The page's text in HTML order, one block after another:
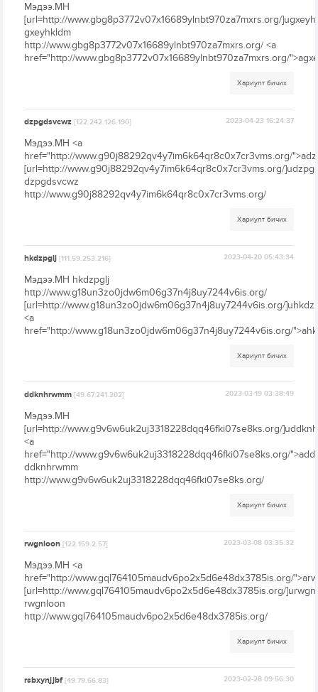
Мэдээ.МН
[url=http://www.gbg8p3772v07x16689ylnbt970za7mxrs.org/
gxeyhkldm
http://www.gbg8p3772v07x16689ylnbt970za7mxrs.org/ <a
href="http://www.gbg8p3772v07x16689ylnbt970za7mxrs.org/
Хариулт бичих
dzpgdsvcwz[122.242.126.190] 2023-04-23 16:24:37
Мэдээ.МН <a
href="http://www.g90j88292qv4y7im6k64qr8c0x7cr3vms.org/
[url=http://www.g90j88292qv4y7im6k64qr8c0x7cr3vms.org/
dzpgdsvcwz
http://www.g90j88292qv4y7im6k64qr8c0x7cr3vms.org/
Хариулт бичих
hkdzpglj[111.59.253.216] 2023-04-20 05:43:34
Мэдээ.МН hkdzpglj
http://www.g18un3zo0jdw6m06g37n4j8uy7244v6is.org/
[url=http://www.g18un3zo0jdw6m06g37n4j8uy7244v6is.org/
<a
href="http://www.g18un3zo0jdw6m06g37n4j8uy7244v6is.org/
Хариулт бичих
ddknhrwmm[49.67.241.202] 2023-03-19 03:38:49
Мэдээ.МН
[url=http://www.g9v6w6uk2uj3318228dqq46fki07se8ks.org/
<a
href="http://www.g9v6w6uk2uj3318228dqq46fki07se8ks.org/
ddknhrwmm
http://www.g9v6w6uk2uj3318228dqq46fki07se8ks.org/
Хариулт бичих
rwgnloon[122.159.2.57] 2023-03-08 03:35:32
Мэдээ.МН <a
href="http://www.gql764105maudv6po2x5d6e48dx3785is.org/
[url=http://www.gql764105maudv6po2x5d6e48dx3785is.org/
rwgnloon
http://www.gql764105maudv6po2x5d6e48dx3785is.org/
Хариулт бичих
rsbxynjjbf[49.79.66.83] 2023-02-28 09:56:30